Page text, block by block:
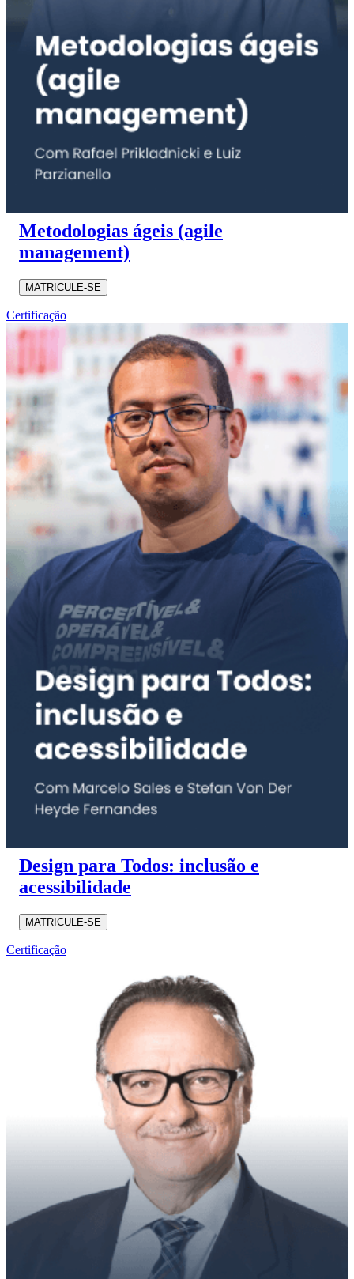
Metodologias ágeis (agile
management)
MATRICULE-SE
Certificação
Design para Todos: inclusão e
acessibilidade
MATRICULE-SE
Certificação